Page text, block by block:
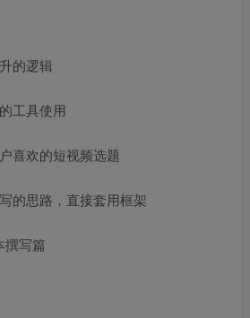
的逻辑
工具使用
喜欢的短视频选题
的思路，直接套用框架
撰写篇